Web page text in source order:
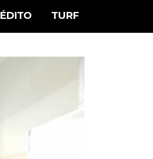
ÉDITO TURF